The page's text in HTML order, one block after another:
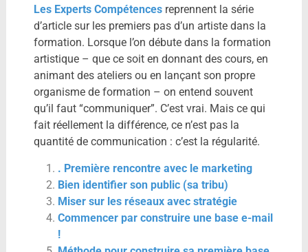
Les Experts Compétencesreprennent la série
d’article sur les premiers pas d’un artiste dans la
formation. Lorsque l’on débute dans la formation
artistique – que ce soit en donnant des cours, en
animant des ateliers ou en lançant son propre
organisme de formation – on entend souvent
qu’il faut “communiquer”. C’est vrai. Mais ce qui
fait réellement la différence, ce n’est pas la
quantité de communication : c’est la régularité.
. Première rencontre avec le marketing
Bien identifier son public (sa tribu)
Miser sur les réseaux avec stratégie
Commencer par construire une base e-mail
!